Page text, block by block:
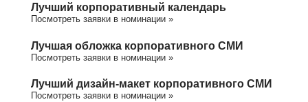
Лучший корпоративный календарь
Посмотреть заявки в номинации »
Лучшая обложка корпоративного СМИ
Посмотреть заявки в номинации »
Лучший дизайн-макет корпоративного СМИ
Посмотреть заявки в номинации »